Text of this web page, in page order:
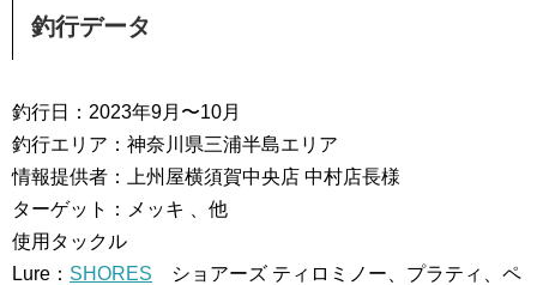
釣行データ
釣行日：2023年9月〜10月
釣行エリア：神奈川県三浦半島エリア
情報提供者：上州屋横須賀中央店 中村店長様
ターゲット：メッキ 、他
使用タックル
Lure： SHORES ショアーズ ティロミノー、プラティ、ペ